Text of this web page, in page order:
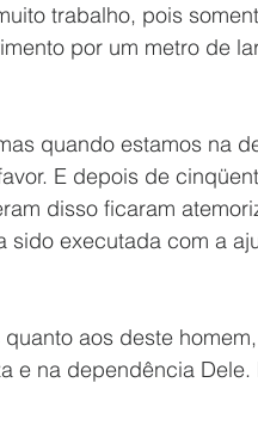
trabalho, pois
por um metro de
E depois de
disso ficaram
sido executada com a
aos deste
e na dependência Dele.